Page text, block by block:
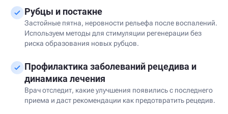
Рубцы и постакне
Застойные пятна, неровности рельефа после воспалений.
Используем методы для стимуляции регенерации без
риска образования новых рубцов.
Профилактика заболеваний рецедива и
динамика лечения
Врач отследит, какие улучшения появились с последнего
приема и даст рекомендации как предотвратить рецедив.